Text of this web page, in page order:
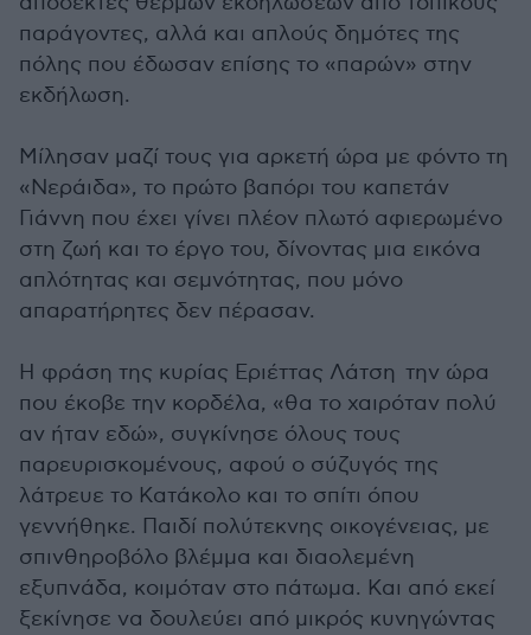
παράγοντες, αλλά και απλούς δημότες της
πόλης που έδωσαν επίσης το «παρών» στην
εκδήλωση.
Μίλησαν μαζί τους για αρκετή ώρα με φόντο τη
«Νεράιδα», το πρώτο βαπόρι του καπετάν
Γιάννη που έχει γίνει πλέον πλωτό αφιερωμένο
στη ζωή και το έργο του, δίνοντας μια εικόνα
απλότητας και σεμνότητας, που μόνο
απαρατήρητες δεν πέρασαν.
Η φράση της κυρίας Εριέττας Λάτση την ώρα
που έκοβε την κορδέλα, «θα το χαιρόταν πολύ
αν ήταν εδώ», συγκίνησε όλους τους
παρευρισκομένους, αφού ο σύζυγός της
λάτρευε το Κατάκολο και το σπίτι όπου
γεννήθηκε. Παιδί πολύτεκνης οικογένειας, με
σπινθηροβόλο βλέμμα και διαολεμένη
εξυπνάδα, κοιμόταν στο πάτωμα. Και από εκεί
ξεκίνησε να δουλεύει από μικρός κυνηγώντας